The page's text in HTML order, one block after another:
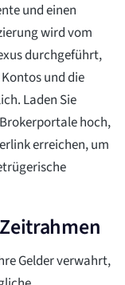
und einen
wird vom
durchgeführt,
und die
Laden Sie
hoch,
erreichen, um
Gelder verwahrt,